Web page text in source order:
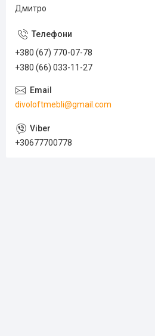
Дмитро
+380 (67) 770-07-78
+380 (66) 033-11-27
divoloftmebli@gmail.com
+30677700778